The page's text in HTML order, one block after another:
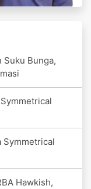
Suku Bunga,
Symmetrical
Hawkish,